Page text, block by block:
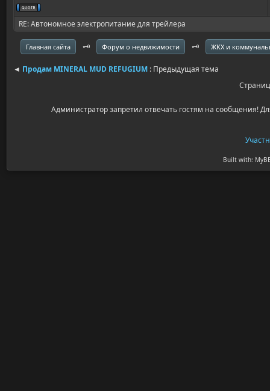
RE: Автономное электропитание для трейлера
Главная сайта 🗝️ Форум о недвижимости 🗝️ ЖКХ и
◄ Продам MINERAL MUD REFUGIUM : Предыдущая тема
Администратор запретил отвечать гостям на сообщения!
Built with: